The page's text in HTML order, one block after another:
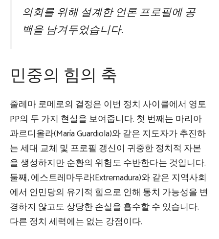
의회를 위해 설계한 언론 프로필에 공
백을 남겨두었습니다.
민중의 힘의 축
줄레마 로메로의 결정은 이번 정치 사이클에서 영토
PP의 두 가지 현실을 보여줍니다. 첫 번째는 마리아
과르디올라(María Guardiola)와 같은 지도자가 추진하
는 세대 교체 및 프로필 갱신이 귀중한 정치적 자본
을 생성하지만 순환의 위험도 수반한다는 것입니다.
둘째, 에스트레마두라(Extremadura)와 같은 지역사회
에서 인민당의 유기적 힘으로 인해 통치 가능성을 변
경하지 않고도 상당한 손실을 흡수할 수 있습니다.
다른 정치 세력에는 없는 강점이다.